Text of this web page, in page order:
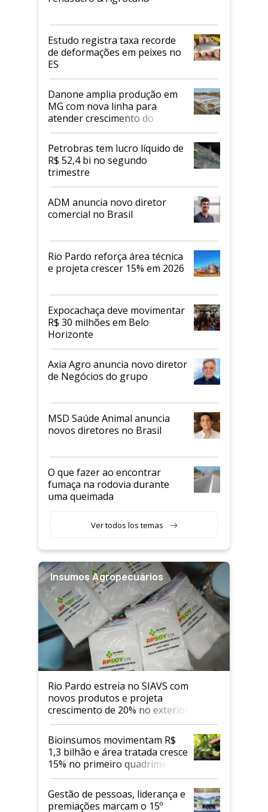
Estudo registra taxa recorde
de deformações em peixes no
ES
Danone amplia produção em
MG com nova linha para
atender crescimento do
mercado de alimentos
proteicos
Petrobras tem lucro líquido de
R$ 52,4 bi no segundo
trimestre
ADM anuncia novo diretor
comercial no Brasil
Rio Pardo reforça área técnica
e projeta crescer 15% em 2026
Expocachaça deve movimentar
R$ 30 milhões em Belo
Horizonte
Axia Agro anuncia novo diretor
de Negócios do grupo
MSD Saúde Animal anuncia
novos diretores no Brasil
O que fazer ao encontrar
fumaça na rodovia durante
uma queimada
Ver todos los temas
Insumos Agropecuários
Rio Pardo estreia no SIAVS com
novos produtos e projeta
crescimento de 20% no exterior
Bioinsumos movimentam R$
1,3 bilhão e área tratada cresce
15% no primeiro quadrimestre
de 2026
Gestão de pessoas, liderança e
premiações marcam o 15º